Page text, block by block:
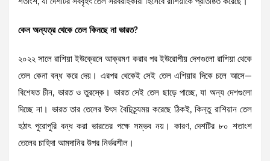
কেন অন্যত্র থেকে তেল কিনছে না ভারত?
২০২২ সালে রাশিয়া ইউক্রেনে আক্রমণ করার পর ইউরোপীয় দেশগুলো রাশিয়া থেকে
তেল কেনা বন্ধ করে দেয়। এরপর থেকেই সেই তেল এশিয়ার দিকে চলে আসে—
বিশেষত চীন, ভারত ও তুরস্কে। ভারত সেই তেল ছাড়ে পাচ্ছে, যা অন্য দেশগুলো
দিচ্ছে না। ভারত তার তেলের উৎস বৈচিত্র্যময় করেছে ঠিকই, কিন্তু রাশিয়ান তেল
হঠাৎ পুরোপুরি বন্ধ করা ভারতের পক্ষে সম্ভব নয়। কারণ, দেশটির ৮০ শতাংশ
তেলের চাহিদা আমদানির উপর নির্ভরশীল।